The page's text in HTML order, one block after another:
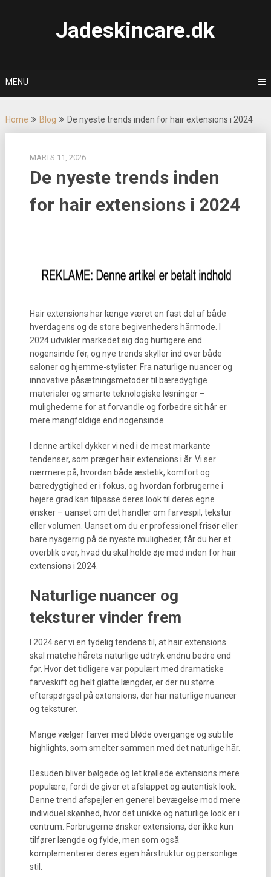
Jadeskincare.dk
MENU
Home Blog De nyeste trends inden for hair extensions i 2024
MARTS 11, 2026
De nyeste trends inden
for hair extensions i 2024
Hair extensions har længe været en fast del af både
hverdagens og de store begivenheders hårmode. I
2024 udvikler markedet sig dog hurtigere end
nogensinde før, og nye trends skyller ind over både
saloner og hjemme-stylister. Fra naturlige nuancer og
innovative påsætningsmetoder til bæredygtige
materialer og smarte teknologiske løsninger –
mulighederne for at forvandle og forbedre sit hår er
mere mangfoldige end nogensinde.
I denne artikel dykker vi ned i de mest markante
tendenser, som præger hair extensions i år. Vi ser
nærmere på, hvordan både æstetik, komfort og
bæredygtighed er i fokus, og hvordan forbrugerne i
højere grad kan tilpasse deres look til deres egne
ønsker – uanset om det handler om farvespil, tekstur
eller volumen. Uanset om du er professionel frisør eller
bare nysgerrig på de nyeste muligheder, får du her et
overblik over, hvad du skal holde øje med inden for hair
extensions i 2024.
Naturlige nuancer og
teksturer vinder frem
I 2024 ser vi en tydelig tendens til, at hair extensions
skal matche hårets naturlige udtryk endnu bedre end
før. Hvor det tidligere var populært med dramatiske
farveskift og helt glatte længder, er der nu større
efterspørgsel på extensions, der har naturlige nuancer
og teksturer.
Mange vælger farver med bløde overgange og subtile
highlights, som smelter sammen med det naturlige hår.
Desuden bliver bølgede og let krøllede extensions mere
populære, fordi de giver et afslappet og autentisk look.
Denne trend afspejler en generel bevægelse mod mere
individuel skønhed, hvor det unikke og naturlige look er i
centrum. Forbrugerne ønsker extensions, der ikke kun
tilfører længde og fylde, men som også
komplementerer deres egen hårstruktur og personlige
stil.